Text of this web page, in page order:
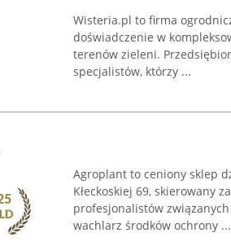
Wisteria.pl to firma
doświadczenie w
terenów zieleni.
specjalistów, którzy ...
Agroplant to ceniony sklep
Kłeckoskiej 69, skierowany
profesjonalistów
wachlarz środków ochrony ...